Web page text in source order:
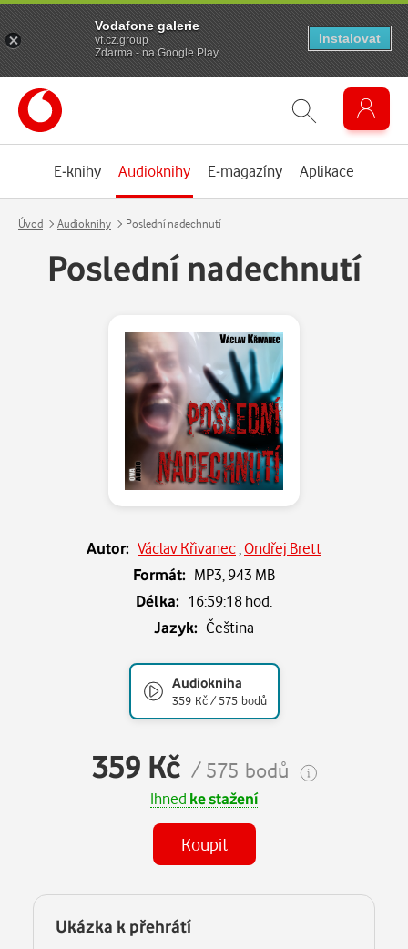
E-knihy Audioknihy E-magazíny Aplikace
Úvod Audioknihy Poslední nadechnutí
Poslední nadechnutí
Autor: Václav Křivanec Ondřej Brett
Formát: MP3, 943 MB
Délka: 16:59:18 hod.
Jazyk: Čeština
Audiokniha
359 Kč / 575 bodů
359 Kč / 575 bodů
Ihned ke stažení
Koupit
Některé kapitoly již máte zakoupeny.
Ukázka k přehrátí
Vodafone galerie
vf.cz.group
Zdarma - na Google Play
Instalovat